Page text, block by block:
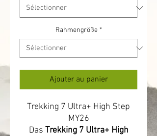
Rahmengröße *
Ajouter au panier
Trekking 7 Ultra+ High Step
MY26
Das Trekking 7 Ultra+ High